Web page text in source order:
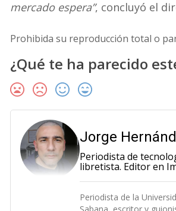
mercado espera”, concluyó el
Prohibida su reproducción total o
¿Qué te ha parecido
Jorge
Periodista de
libretista. Editor en
Periodista de la